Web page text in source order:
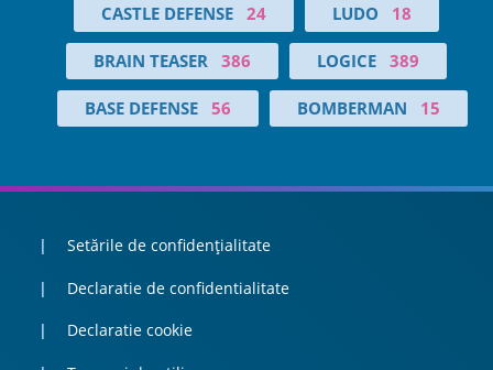
CASTLE DEFENSE 24 LUDO 18
BRAIN TEASER 386 LOGICE 389
BASE DEFENSE 56 BOMBERMAN 15
Setările de confidențialitate
Declaratie de confidentialitate
Declaratie cookie